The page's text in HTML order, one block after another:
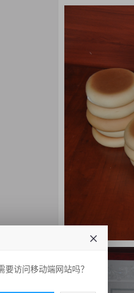
要访问移动端网站吗？